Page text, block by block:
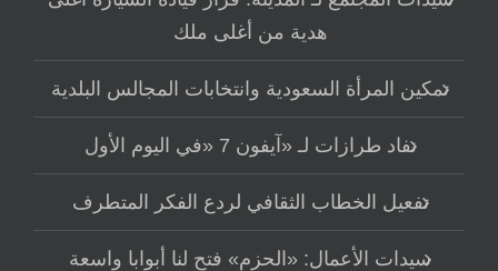
هدية من أغلى ملك
تمكين المرأة السعودية وانتخابات المجالس البلدية
نفاد طرازات لـ «آيفون 7 «في اليوم الأول
تفعيل الخطاب الثقافي لردع الفكر المتطرف
سيدات الأعمال: «الحزم» فتح لنا أبوابا واسعة